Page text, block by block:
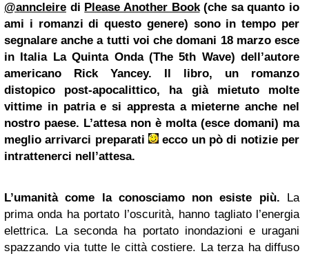
@anncleire di Please Another Book(che sa quanto io
ami i romanzi di questo genere) sono in tempo per
segnalare anche a tutti voi che domani 18 marzo esce
in Italia La Quinta Onda (The 5th Wave) dell’autore
americano Rick Yancey. Il libro, un romanzo
distopico post-apocalittico, ha già mietuto molte
vittime in patria e si appresta a mieterne anche nel
nostro paese. L’attesa non è molta (esce domani) ma
meglio arrivarci preparati
ecco un pò di notizie per
intrattenerci nell’attesa.
L’umanità come la conosciamo non esiste più. La
prima onda ha portato l’oscurità, hanno tagliato l’energia
elettrica. La seconda ha portato inondazioni e uragani
spazzando via tutte le città costiere. La terza ha diffuso